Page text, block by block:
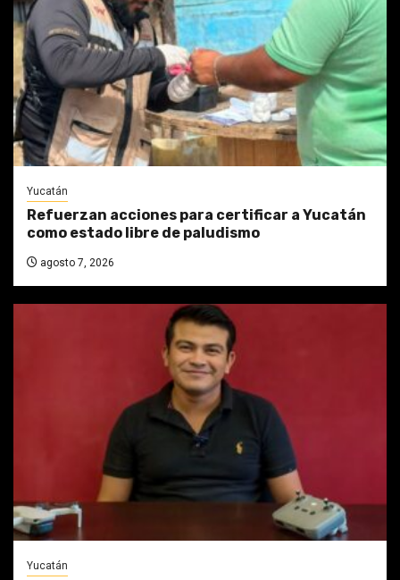
Yucatán
Refuerzan acciones para certificar a Yucatán
como estado libre de paludismo
agosto 7, 2026
Yucatán